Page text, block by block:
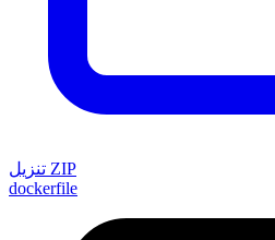
تنزيل ZIP
dockerfile